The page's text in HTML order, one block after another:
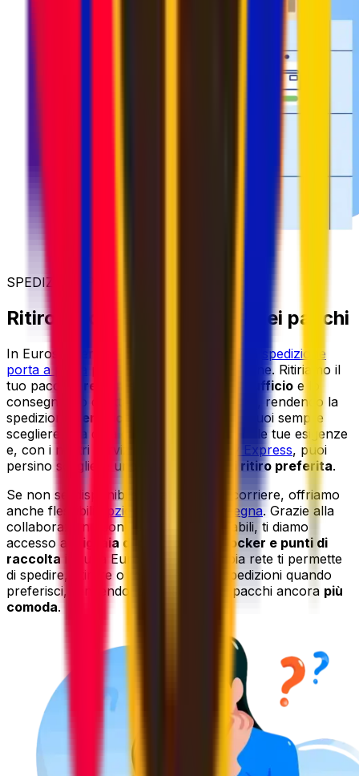
SPEDIZIONI PIÙ SEMPLICI
Ritiro e consegna flessibili dei pacchi
In Eurosender offriamo servizi affidabili di
spedizione
porta a porta
per oggetti di ogni dimensione. Ritiriamo il
tuo pacco
direttamente da casa o dall'ufficio e lo
consegniamo direttamente a destinazione, rendendo la
spedizione
semplice
. Puoi sempre
scegliere una data di ritiro che si adatta alle tue esigenze
e, con i nostri servizi
Priority Express, puoi
persino scegliere una
fascia oraria di ritiro preferita.
Se non sei disponibile ad attendere il corriere, offriamo
anche flessibili
opzioni di ritiro e consegna. Grazie alla
collaborazione con i corrieri più affidabili, ti diamo
accesso a
migliaia di punti di ritiro, locker e punti di
raccolta in tutta Europa. Questa ampia rete ti permette
di spedire, ritirare o restituire le tue spedizioni quando
preferisci, rendendo la consegna dei pacchi ancora più
comoda.